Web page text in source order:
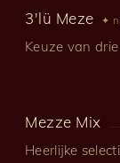
3'lü Meze ✦
Keuze van
Mezze Mix
Heerlijke